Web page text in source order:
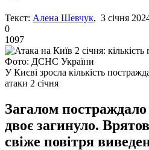
Текст: Алена Шевчук, 3 січня
0
1097
Фото: ДСНС України
У Києві зросла кількість
атаки 2 січня
Загалом
двоє загинуло.
свіже повітря